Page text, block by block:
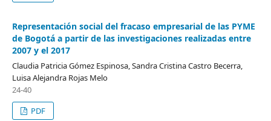
Representación social del fracaso empresarial de las PYME
de Bogotá a partir de las investigaciones realizadas entre
2007 y el 2017
Claudia Patricia Gómez Espinosa, Sandra Cristina Castro Becerra,
Luisa Alejandra Rojas Melo
24-40
PDF